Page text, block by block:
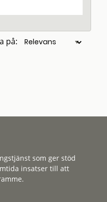
på:
som ger stöd
insatser till att